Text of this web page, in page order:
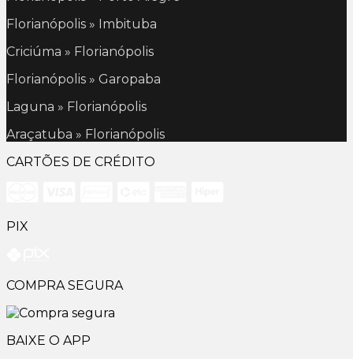
Florianópolis » Imbituba
Criciúma » Florianópolis
Florianópolis » Garopaba
Laguna » Florianópolis
Araçatuba » Florianópolis
CARTÕES DE CRÉDITO
PIX
COMPRA SEGURA
BAIXE O APP